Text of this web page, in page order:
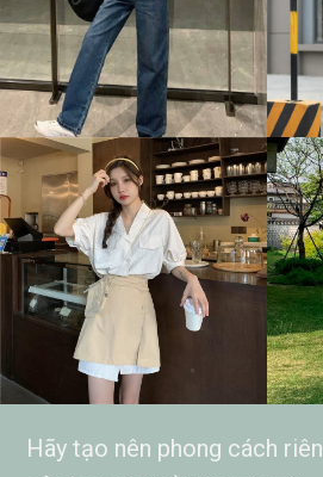
của bạn và thể hiện nó một
cách tự tin.
PHONG CÁCH